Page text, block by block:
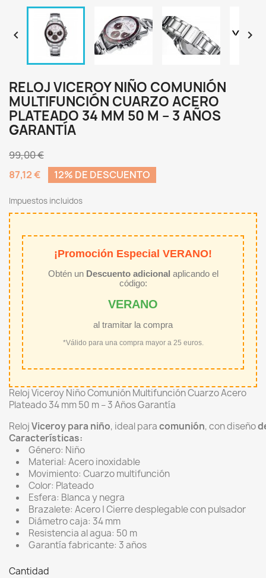
 
RELOJ VICEROY NIÑO COMUNIÓN
MULTIFUNCIÓN CUARZO ACERO
PLATEADO 34 MM 50 M – 3 AÑOS
GARANTÍA
99,00 €
87,12 €
12% DE DESCUENTO
Impuestos incluidos
¡Promoción Especial VERANO!
Obtén un Descuento adicional aplicando el
código:
VERANO
al tramitar la compra
*Válido para una compra mayor a 25 euros.
Reloj Viceroy Niño Comunión Multifunción Cuarzo Acero
Plateado 34 mm 50 m – 3 Años Garantía
RelojViceroy para niño, ideal paracomunión, con diseño
Características:
Género: Niño
Material: Acero inoxidable
Movimiento: Cuarzo multifunción
Color: Plateado
Esfera: Blanca y negra
Brazalete: Acero | Cierre desplegable con pulsador
Diámetro caja: 34 mm
Resistencia al agua: 50 m
Garantía fabricante: 3 años
Cantidad